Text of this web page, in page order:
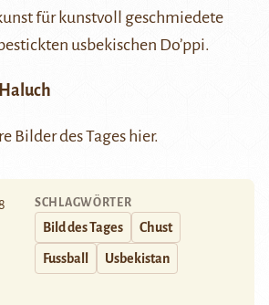
für kunstvoll geschmiedete
usbekischen Do’ppi.
Bilder des Tages hier.
SCHLAGWÖRTER
Bild des Tages Chust
Fussball Usbekistan